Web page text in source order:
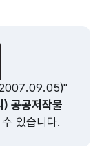
공공저작물
있습니다.